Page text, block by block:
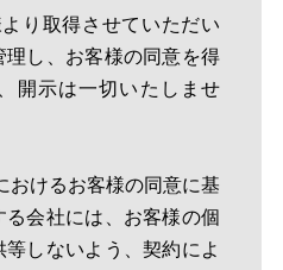
り取得させていただい
し、お客様の同意を得
開示は一切いたしませ
おけるお客様の同意に基
会社には、お客様の個
しないよう、契約によ